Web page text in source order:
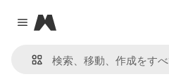
Close menu
Magnific